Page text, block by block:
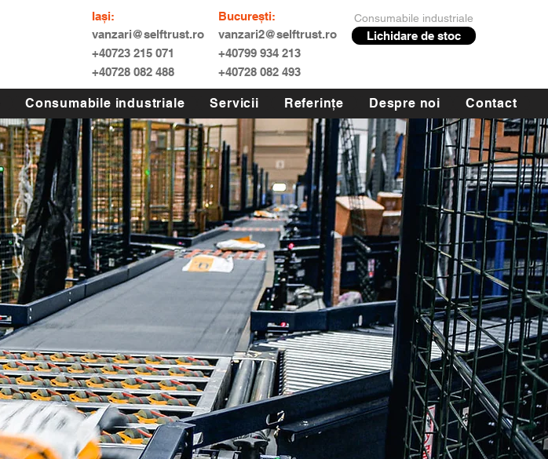
Iași:
vanzari@selftrust.ro
+40723 215 071
+40728 082 488
București:
vanzari2@selftrust.ro
+40799 934 213
+40728 082 493
Consumabile industriale
Lichidare de stoc
Consumabile industriale Servicii Referințe Despre noi Contact